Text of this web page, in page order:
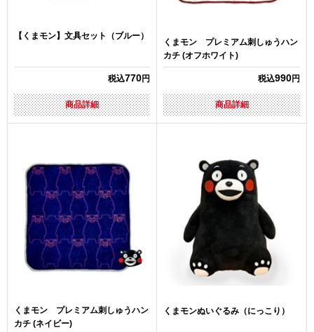
【くまモン】文具セット（ブルー）
税込770円
商品詳細
くまモン プレミアム刺しゅうハン
カチ (オフホワイト)
税込990円
商品詳細
くまモン プレミアム刺しゅうハン
カチ (ネイビー)
くまモンぬいぐるみ（にっこり）